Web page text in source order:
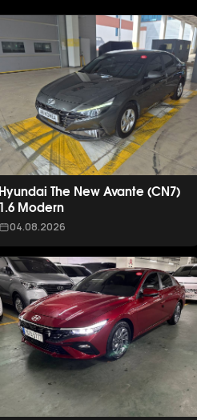
Hyundai The New Avante (CN7)
1.6 Modern
04.08.2026